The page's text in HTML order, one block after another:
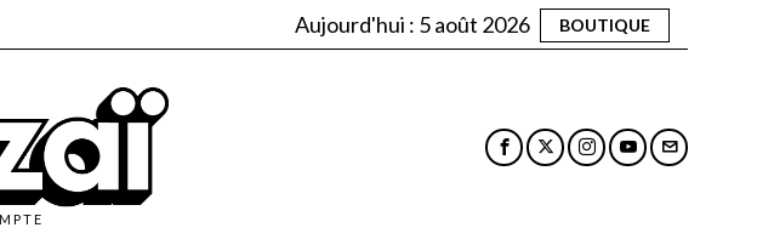
Aujourd'hui : 5 août 2026 BOUTIQUE